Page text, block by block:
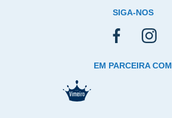
SIGA-NOS
EM PARCEIRA COM